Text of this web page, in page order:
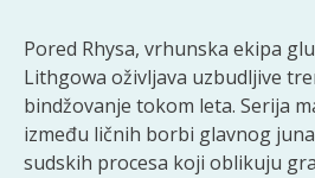
Pored Rhysa, vrhunska ekipa
Lithgowa oživljava uzbudljive
bindžovanje tokom leta. Serija
između ličnih borbi glavnog
sudskih procesa koji oblikuju